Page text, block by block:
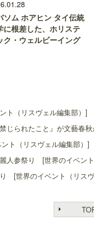
ソム ホアヒン タイ伝統
に根差した、ホリステ
ク・ウェルビーイング
ト（リスヴェル編集部）]
じられたこと』が文藝春
ト（リスヴェル編集部）]
人参祭り [世界のイベン
[世界のイベント（リス